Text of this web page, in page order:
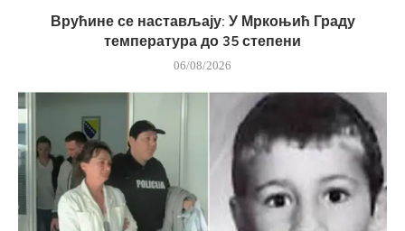
Врућине се настављају: У Мркоњић Граду
температура до 35 степени
06/08/2026